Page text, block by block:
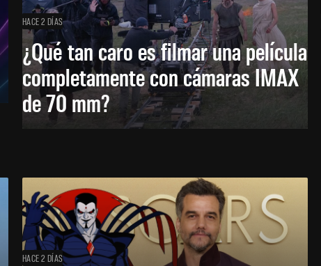
HACE 2 DÍAS
¿Qué tan caro es filmar una película
completamente con cámaras IMAX
de 70 mm?
HACE 2 DÍAS